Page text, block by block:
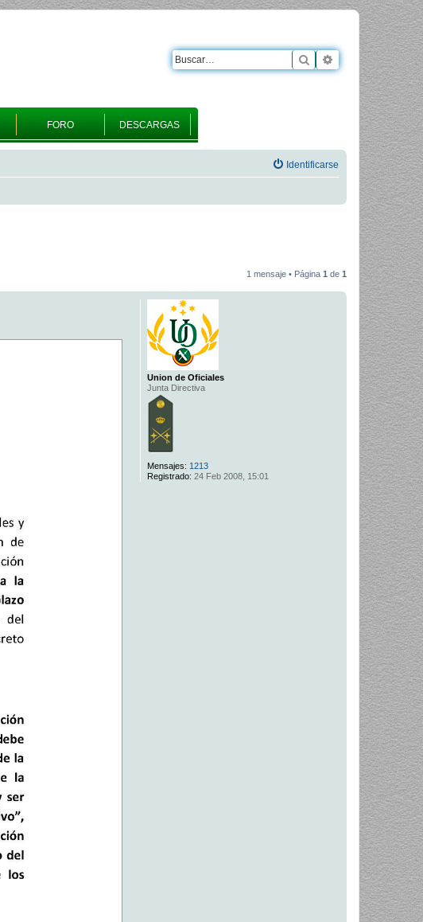
FORO DESCARGAS
Buscar Búsqueda
Identificarse
1 mensaje • Página 1 de 1
Union de Oficiales
Junta Directiva
Mensajes: 1213
Registrado: 24 Feb 2008, 15:01